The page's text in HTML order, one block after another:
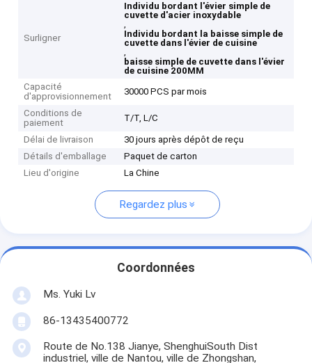
Surligner
Individu bordant l'évier simple de
cuvette d'acier inoxydable
,
Individu bordant la baisse simple de
cuvette dans l'évier de cuisine
,
baisse simple de cuvette dans l'évier
de cuisine 200MM
Capacité
d'approvisionnement
30000 PCS par mois
Conditions de
paiement
T/T, L/C
Délai de livraison
30 jours après dépôt de reçu
Détails d'emballage
Paquet de carton
Lieu d'origine
La Chine
Regardez plus
Coordonnées
Ms. Yuki Lv
86-13435400772
Route de No.138 Jianye, ShenghuiSouth Dist
industriel, ville de Nantou, ville de Zhongshan,